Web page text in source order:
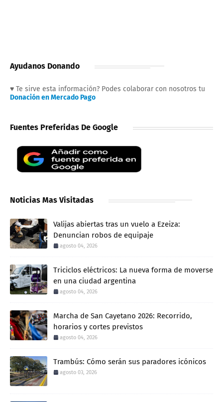
Ayudanos Donando
♥ Te sirve esta información? Podes colaborar con nosotros tu
Donación en Mercado Pago
Fuentes Preferidas De Google
Noticias Mas Visitadas
Valijas abiertas tras un vuelo a Ezeiza:
Denuncian robos de equipaje
agosto 04, 2026
Triciclos eléctricos: La nueva forma de moverse
en una ciudad argentina
agosto 04, 2026
Marcha de San Cayetano 2026: Recorrido,
horarios y cortes previstos
agosto 04, 2026
Trambús: Cómo serán sus paradores icónicos
agosto 03, 2026